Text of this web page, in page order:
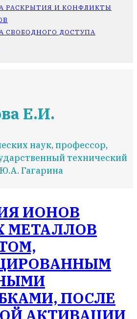
РАСКРЫТИЯ И КОНФЛИКТЫ
СВОБОДНОГО ДОСТУПА
Е.И.
наук, профессор,
технический
Гагарина
ИОНОВ
МЕТАЛЛОВ
ПОСЛЕ
АКТИВАЦИИ